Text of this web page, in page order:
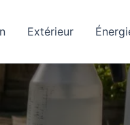
Extérieur